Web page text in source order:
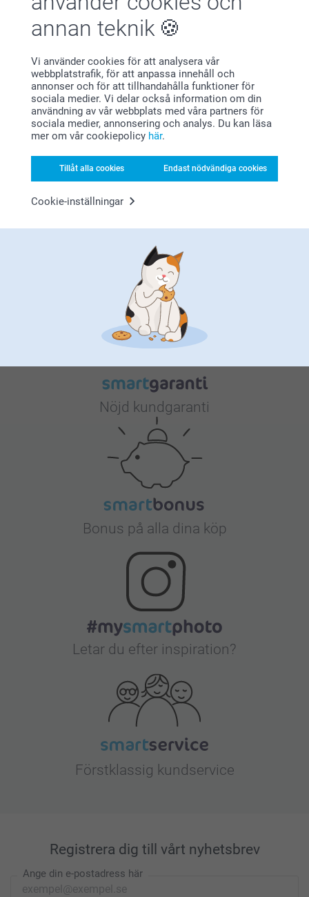
annan teknik
Vi använder cookies för att analysera vår
webbplatstrafik, för att anpassa innehåll och
annonser och för att tillhandahålla funktioner för
sociala medier. Vi delar också information om din
användning av vår webbplats med våra partners för
sociala medier, annonsering och analys. Du kan läsa
mer om vår cookiepolicy här.
Tillåt alla cookies Endast nödvändiga cookies
Cookie-inställningar
Relaterade produkter
Frostade glas
(23 omdömen)
Keramikskål
229,00
(34 omdömen)
Glasunderlägg med kork
-6st
Från 319,00
Mugg
7 varianter
(1454 omdömen)
smartphoto
Nöjd kundgaranti
Bonus på alla dina köp
Letar du efter inspiration?
Förstklassig kundservice
Registrera dig till vårt nyhetsbrev
Ange din e-postadress här